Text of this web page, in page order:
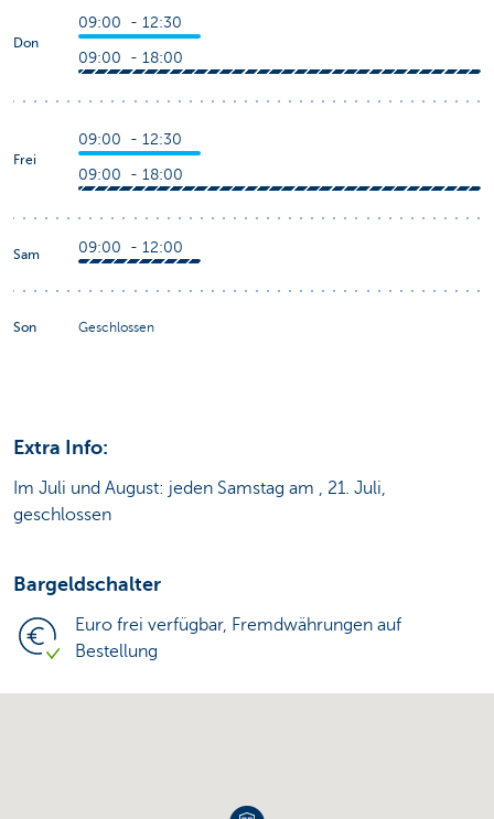
Don
09:00 - 12:30
09:00 - 18:00
Frei
09:00 - 12:30
09:00 - 18:00
Sam 09:00 - 12:00
Son Geschlossen
Extra Info:
Im Juli und August: jeden Samstag am , 21. Juli,
geschlossen
Bargeldschalter
Euro frei verfügbar, Fremdwährungen auf
Bestellung